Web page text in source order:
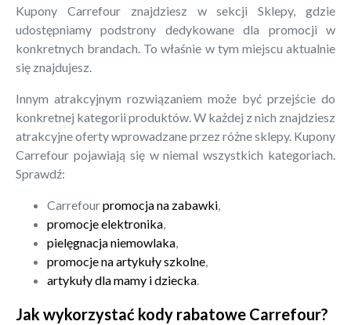
Kupony Carrefour znajdziesz w sekcji Sklepy, gdzie
udostępniamy podstrony dedykowane dla promocji w
konkretnych brandach. To właśnie w tym miejscu aktualnie
się znajdujesz.
Innym atrakcyjnym rozwiązaniem może być przejście do
konkretnej kategorii produktów. W każdej z nich znajdziesz
atrakcyjne oferty wprowadzane przez różne sklepy. Kupony
Carrefour pojawiają się w niemal wszystkich kategoriach.
Sprawdź:
Carrefourpromocja na zabawki
promocje elektronika
pielęgnacja niemowlaka
promocje na artykuły szkolne
artykuły dla mamy i dziecka
Jak wykorzystać kody rabatowe Carrefour?